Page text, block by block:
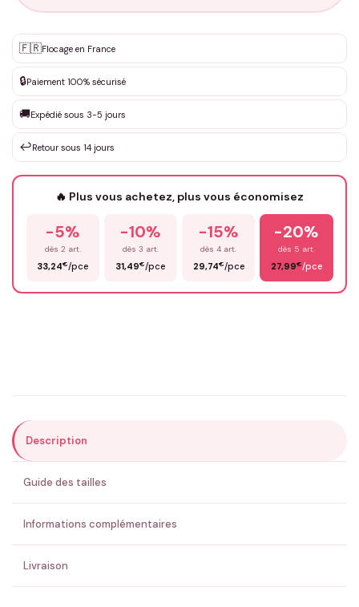
✨ Personnalisation sur mesure
DEVIS GRATUIT · Personnalisation de 3 à 10€ selon la demande
Que souhaitez-vous ?*
Votre texte / idée*
Prénom*
ENVOYER MA DEMANDE ✨
💚 Retour sous 24-48h🇫🇷 Flocage en France✅ Validation avant fabrication
🇫🇷Flocage en France
🔒Paiement 100% sécurisé
🚚Expédié sous 3-5 jours
↩️Retour sous 14 jours
🔥 Plus vous achetez, plus vous économisez
-5%
dès 2 art.
33,24€/pce
-10%
dès 3 art.
31,49€/pce
-15%
dès 4 art.
29,74€/pce
-20%
dès 5 art.
27,99€/pce
Description
Guide des tailles
Informations complémentaires
Livraison